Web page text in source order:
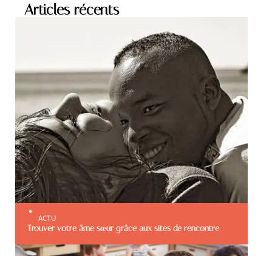
Articles récents
ACTU
Trouver votre âme sœur grâce aux sites de rencontre